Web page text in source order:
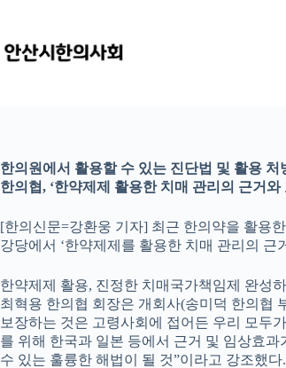
으
로
한의원에서 활용할 수 있는 진단법 및 활용 처
한의협, ‘한약제제 활용한 치매 관리의 근거와
[한의신문=강환웅 기자] 최근 한의약을 활용
강당에서 ‘한약제제를 활용한 치매 관리의
한약제제 활용, 진정한 치매국가책임제 완성하
최혁용 한의협 회장은 개회사(송미덕 한의협
보장하는 것은 고령사회에 접어든 우리 모두
를 위해 한국과 일본 등에서 근거 및 임상효
수 있는 훌륭한 해법이 될 것”이라고 강조했다.